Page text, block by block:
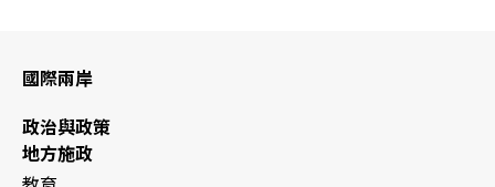
國際兩岸
政治與政策
地方施政